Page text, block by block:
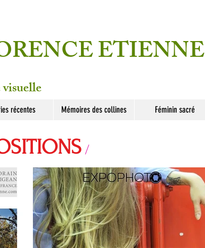
ETIENNE
récentes Mémoires des collines Féminin sacré
/